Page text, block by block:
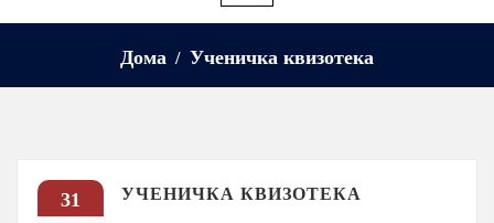
Дома Ученичка квизотека
31 УЧЕНИЧКА КВИЗОТЕКА